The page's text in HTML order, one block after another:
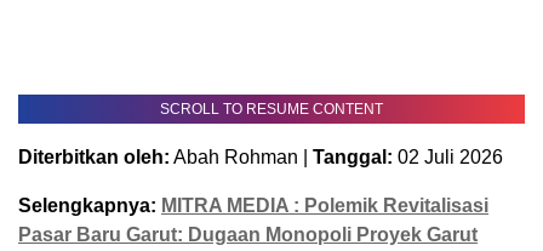
SCROLL TO RESUME CONTENT
Diterbitkan oleh: Abah Rohman | Tanggal: 02 Juli 2026
Selengkapnya: MITRA MEDIA : Polemik Revitalisasi
Pasar Baru Garut: Dugaan Monopoli Proyek Garut